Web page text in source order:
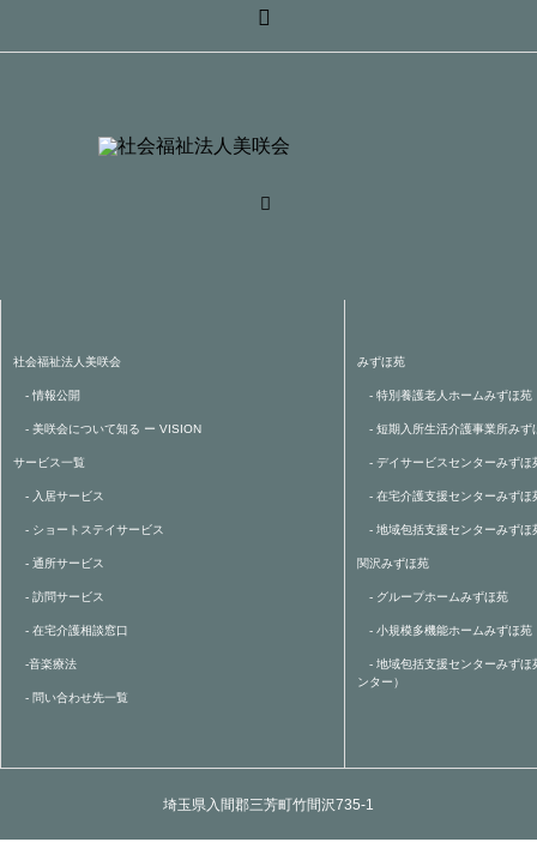
社会福祉法人美咲会
- 情報公開
- 美咲会について知る ー VISION
サービス一覧
- 入居サービス
- ショートステイサービス
- 通所サービス
- 訪問サービス
- 在宅介護相談窓口
-音楽療法
- 問い合わせ先一覧
みずほ苑
- 特別養護老人ホームみずほ苑
- 短期入所生活介護事業所みず
- デイサービスセンターみずほ
- 在宅介護支援センターみずほ
- 地域包括支援センターみずほ
関沢みずほ苑
- グループホームみずほ苑
- 小規模多機能ホームみずほ苑
- 地域包括支援センターみずほ
ンター）
埼玉県入間郡三芳町竹間沢735-1